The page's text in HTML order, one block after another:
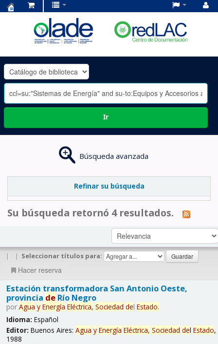
OLADE
-
Ir
Búsqueda avanzada
Refinar su búsqueda
Su búsqueda retornó 4 resultados.
| | Seleccionar títulos para:
Hacer reserva
Estación transformadora San Antonio Oeste,
provincia deRío Negro
por Agua y Energía Eléctrica, Sociedad del Estado.
Idioma: Español
Editor: Buenos Aires: Agua y Energía Eléctrica, Sociedad del Estado,
1988